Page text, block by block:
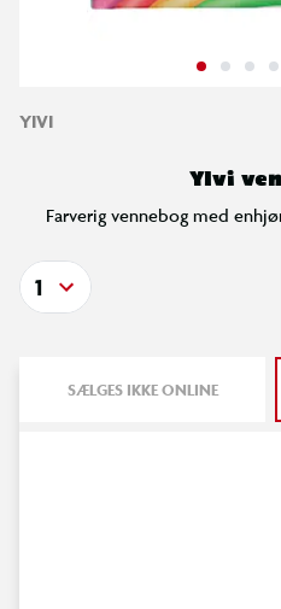
YIVI
Ylvi
Farverig vennebog med
1
SÆLGES IKKE ONLINE